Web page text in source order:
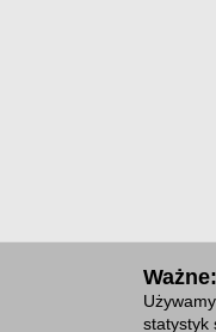
statystyk